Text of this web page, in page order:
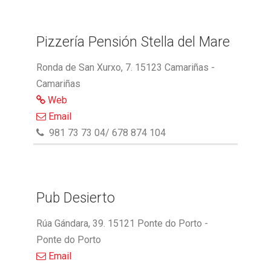
Pizzería Pensión Stella del Mare
Ronda de San Xurxo, 7. 15123 Camariñas -
Camariñas
Web
Email
981 73 73 04/ 678 874 104
Pub Desierto
Rúa Gándara, 39. 15121 Ponte do Porto -
Ponte do Porto
Email